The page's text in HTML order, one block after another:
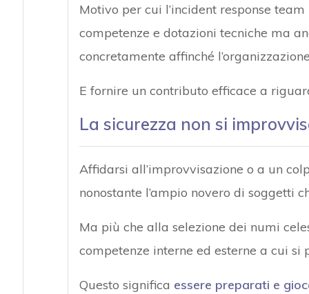
Motivo per cui l’incident response
competenze e dotazioni tecniche ma
concretamente affinché
E fornire un contributo efficace a
La sicurezza non si
Affidarsi all’improvvisazione o a un
nonostante l’ampio novero di soggetti
Ma più che alla selezione dei numi
competenze interne ed esterne a cui si
Questo significa essere preparati e